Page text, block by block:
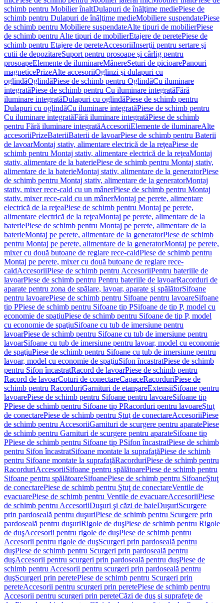
schimb pentru Mobilier înaltDulapuri de înălţime mediePiese de
schimb pentru Dulapuri de înălţime medieMobiliere suspendatePiese
de schimb pentru Mobiliere suspendateAlte tipuri de mobilierPiese
de schimb pentru Alte tipuri de mobilierEtajere de peretePiese de
schimb pentru Etajere de pereteAccesoriiInserţii pentru sertare şi
cutii de depozitareSuport pentru prosoape şi cârlig pentru
prosoapeElemente de iluminareMânereSeturi de picioarePanouri
magneticePrizeAlte accesoriiOglinzi şi dulapuri cu
oglindăOglindăPiese de schimb pentru OglindăCu iluminare
integratăPiese de schimb pentru Cu iluminare integratăFără
iluminare integratăDulapuri cu oglindăPiese de schimb pentru
Dulapuri cu oglindăCu iluminare integratăPiese de schimb pentru
Cu iluminare integratăFără iluminare integratăPiese de schimb
pentru Fără iluminare integratăAccesoriiElemente de iluminareAlte
accesoriiPrizeBateriiBaterii de lavoarPiese de schimb pentru Baterii
de lavoarMontaj stativ, alimentare electrică de la reţeaPiese de
schimb pentru Montaj stativ, alimentare electrică de la reţeaMontaj
stativ, alimentare de la bateriePiese de schimb pentru Montaj stativ,
alimentare de la baterieMontaj stativ, alimentare de la generatorPiese
de schimb pentru Montaj stativ, alimentare de la generatorMontaj
stativ, mixer rece-cald cu un mânerPiese de schimb pentru Montaj
stativ, mixer rece-cald cu un mânerMontaj pe perete, alimentare
electrică de la reţeaPiese de schimb pentru Montaj pe perete,
alimentare electrică de la reţeaMontaj pe perete, alimentare de la
bateriePiese de schimb pentru Montaj pe perete, alimentare de la
baterieMontaj pe perete, alimentare de la generatorPiese de schimb
pentru Montaj pe perete, alimentare de la generatorMontaj pe perete,
mixer cu două butoane de reglare rece-caldPiese de schimb pentru
Montaj pe perete, mixer cu două butoane de reglare rece-
caldAccesoriiPiese de schimb pentru AccesoriiPentru bateriile de
lavoarPiese de schimb pentru Pentru bateriile de lavoarRacorduri de
aparate pentru zona de spălare, lavoar, aparate şi spălătorSifoane
pentru lavoarePiese de schimb pentru Sifoane pentru lavoareSifoane
tip PPiese de schimb pentru Sifoane tip PSifoane de tip P, model cu
economie de spaţiuPiese de schimb pentru Sifoane de tip P, model
cu economie de spaţiuSifoane cu tub de imersiune pentru
lavoarPiese de schimb pentru Sifoane cu tub de imersiune pentru
lavoarSifoane cu tub de imersiune pentru lavoar, model cu economie
de spaţiuPiese de schimb pentru Sifoane cu tub de imersiune pentru
lavoar, model cu economie de spaţiuSifon încastratPiese de schimb
pentru Sifon încastratRacord de lavoarPiese de schimb pentru
Racord de lavoarCoturi de conectareCapaceRacorduriPiese de
schimb pentru RacorduriGarnituri de etanşareExtensiiSifoane pentru
lavoarePiese de schimb pentru Sifoane pentru lavoareSifoane tip
PPiese de schimb pentru Sifoane tip PRacorduri pentru lavoareŞtuţ
de conectarePiese de schimb pentru Ştuţ de conectareAccesoriiPiese
de schimb pentru AccesoriiGarnituri de scurgere pentru aparatePiese
de schimb pentru Garnituri de scurgere pentru aparateSifoane tip
PPiese de schimb pentru Sifoane tip PSifon încastratPiese de schimb
pentru Sifon încastratSifoane montate la suprafaţăPiese de schimb
pentru Sifoane montate la suprafaţăRacorduriPiese de schimb pentru
RacorduriAccesoriiSifoane pentru spălătoarePiese de schimb pentru
Sifoane pentru spălătoareSifoanePiese de schimb pentru SifoaneŞtuţ
de conectarePiese de schimb pentru Ştuţ de conectareVentile de
evacuarePiese de schimb pentru Ventile de evacuareAccesoriiPiese
de schimb pentru AccesoriiDuşuri şi căzi de baieDuşuriScurgere
prin pardoseală pentru duşuriPiese de schimb pentru Scurgere prin
pardoseală pentru duşuriRigole de duşPiese de schimb pentru Rigole
de duşAccesorii pentru rigole de duşPiese de schimb pentru
Accesorii pentru rigole de duşScurgeri prin pardoseală pentru
duşPiese de schimb pentru Scurgeri prin pardoseală pentru
duşAccesorii pentru scurgeri prin pardoseală pentru duşPiese de
schimb pentru Accesorii pentru scurgeri prin pardoseală pentru
duşScurgeri prin peretePiese de schimb pentru Scurgeri prin
pereteAccesorii pentru scurgeri prin peretePiese de schimb pentru
Accesorii pentru scurgeri prin pereteCăzi de duş şi suprafeţe de